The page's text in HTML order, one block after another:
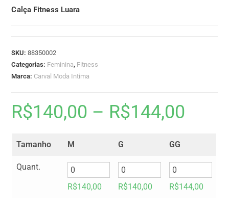
Calça Fitness Luara
SKU:88350002
Categorias: Feminina, Fitness
Marca: Carval Moda Intima
R$140,00 – R$144,00
Tamanho M G GG
Quant.
R$140,00 R$140,00 R$144,00